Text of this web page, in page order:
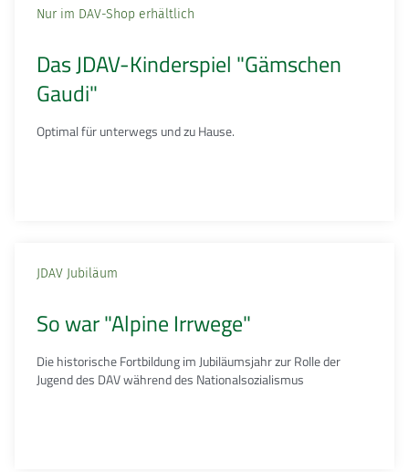
Nur im DAV-Shop erhältlich
Das JDAV-Kinderspiel "Gämschen
Gaudi"
Optimal für unterwegs und zu Hause.
JDAV Jubiläum
So war "Alpine Irrwege"
Die historische Fortbildung im Jubiläumsjahr zur Rolle der
Jugend des DAV während des Nationalsozialismus